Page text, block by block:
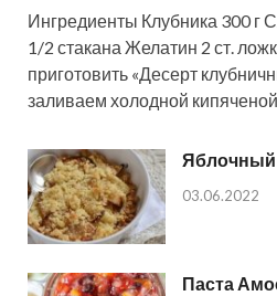
Ингредиенты Клубника 300 г
1/2 стакана Желатин 2 ст.
приготовить «Десерт
заливаем холодной
Яблочный
03.06.2022
Паста